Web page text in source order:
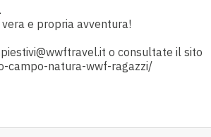
e propria avventura!
o consultate il sito
campo-natura-wwf-ragazzi/